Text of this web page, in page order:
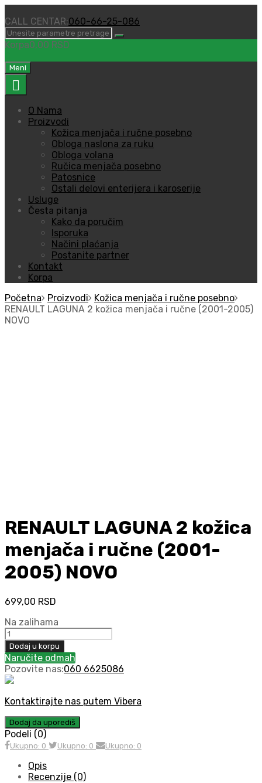
CALL CENTAR:060-66-25-086
Korpa0,00 RSD
Meni
O Nama
Proizvodi
Kožica menjača i ručne posebno
Obloga naslona za ruku
Obloga volana
Ručica menjača posebno
Patosnice
Ostali delovi enterijera i karoserije
Usluge
Česta pitanja
Kako da poručim
Isporuka
Načini plaćanja
Postanite partner
Kontakt
Korpa
Početna
Proizvodi
Kožica menjača i ručne posebno
RENAULT LAGUNA 2 kožica menjača i ručne (2001-2005)
NOVO
RENAULT LAGUNA 2 kožica
menjača i ručne (2001-
2005) NOVO
699,00 RSD
Na zalihama
RENAULT
LAGUNA
2
kožica
menjača
ručne
2005)
NOVO
količina
Dodaj u korpu
Naručite odmah
Pozovite nas:060 6625086
Kontaktirajte nas putem Vibera
Dodaj da uporediš
Podeli (0)
Ukupno: 0 Ukupno: 0 Ukupno: 0
Opis
Recenzije (0)